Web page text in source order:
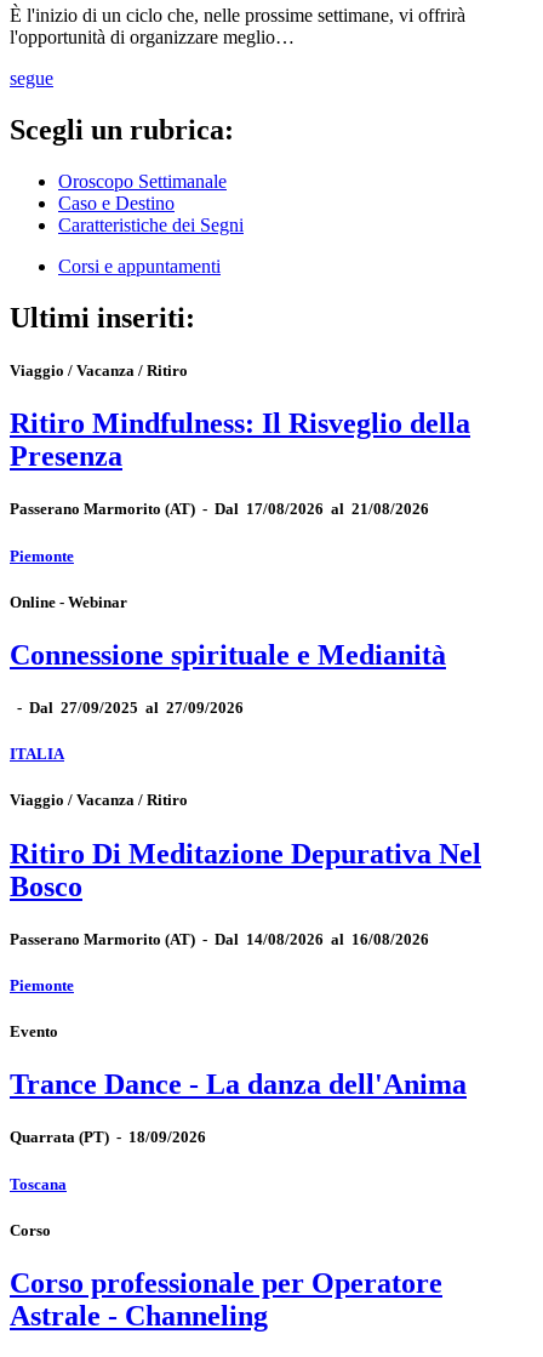
È l'inizio di un ciclo che, nelle prossime settimane, vi offrirà
l'opportunità di organizzare meglio…
segue
Scegli un rubrica:
Oroscopo Settimanale
Caso e Destino
Caratteristiche dei Segni
Corsi e appuntamenti
Ultimi inseriti:
Viaggio / Vacanza / Ritiro
Ritiro Mindfulness: Il Risveglio della
Presenza
Passerano Marmorito (AT) - Dal 17/08/2026 al 21/08/2026
Piemonte
Online - Webinar
Connessione spirituale e Medianità
- Dal 27/09/2025 al 27/09/2026
ITALIA
Viaggio / Vacanza / Ritiro
Ritiro Di Meditazione Depurativa Nel
Bosco
Passerano Marmorito (AT) - Dal 14/08/2026 al 16/08/2026
Piemonte
Evento
Trance Dance - La danza dell'Anima
Quarrata (PT) - 18/09/2026
Toscana
Corso
Corso professionale per Operatore
Astrale - Channeling